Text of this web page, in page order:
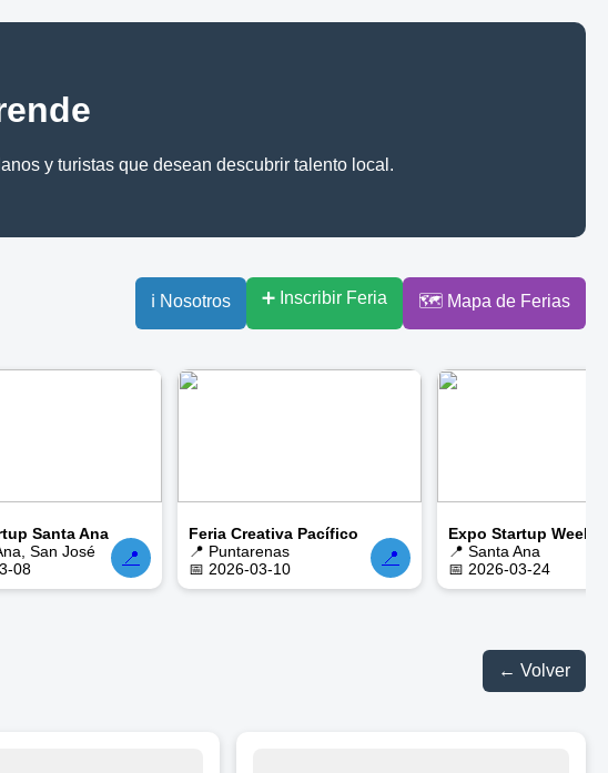
y turistas que desean descubrir talento local.
ℹ️ Nosotros ➕ Inscribir Feria 🗺️ Mapa de Ferias
Santa Ana
San José
08
📍
Feria Creativa Pacífico
📍 Puntarenas
📅 2026-03-10
📍
Expo Startup
📍 Santa Ana
📅 2026-03-24
← Volver